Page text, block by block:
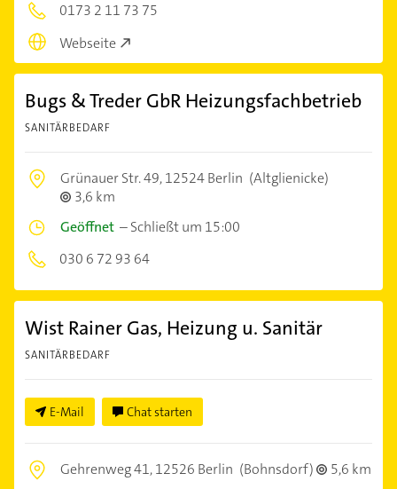
0173 2 11 73 75
Webseite
Bugs & Treder GbR Heizungsfachbetrieb
SANITÄRBEDARF
Grünauer Str. 49,12524 Berlin (Altglienicke)
3,6 km
Geöffnet –Schließt um 15:00
030 6 72 93 64
Wist Rainer Gas, Heizung u. Sanitär
SANITÄRBEDARF
E-Mail Chat starten
Gehrenweg 41,12526 Berlin (Bohnsdorf)
5,6 km